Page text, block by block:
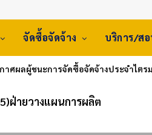
จัดซื้อจัดจ้าง บริการ/ส
าศผลผู้ชนะการจัดซื้อจัดจ้างประจำไตร
ฝ่ายวางแผนการผลิต